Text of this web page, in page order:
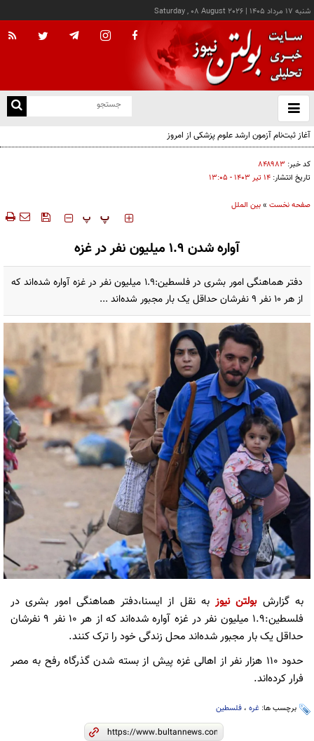
شنبه ۱۷ مرداد ۱۴۰۵ |
Saturday , 08 August 2026
باز
و
آغاز ثبت‌نام آزمون ارشد علوم پزشکی از امروز
کد خبر: ۸۴۸۹۸۳
تاریخ انتشار: ۱۴ تير ۱۴۰۳ - ۱۳:۰۵
صفحه نخست »بین الملل
‍‍‍ پ پ
آواره شدن ۱.۹ میلیون نفر در غزه
دفتر هماهنگی امور بشری در فلسطین:۱.۹ میلیون نفر در غزه آواره شده‌اند که
از هر ۱۰ نفر ۹ نفرشان حداقل یک بار مجبور شده‌اند ...
به گزارشبولتن نیوز به نقل از ایسنا،دفتر هماهنگی امور بشری در
فلسطین:۱.۹ میلیون نفر در غزه آواره شده‌اند که از هر ۱۰ نفر ۹ نفرشان
حداقل یک بار مجبور شده‌اند محل زندگی خود را ترک کنند.
حدود ۱۱۰ هزار نفر از اهالی غزه پیش از بسته شدن گذرگاه رفح به مصر
فرار کرده‌اند.
برچسب ها: غره ، فلسطین